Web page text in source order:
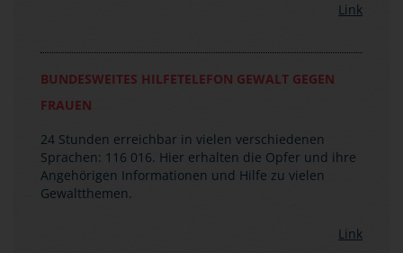
Link
BUNDESWEITES HILFETELEFON GEWALT GEGEN
FRAUEN
24 Stunden erreichbar in vielen verschiedenen
Sprachen: 116 016. Hier erhalten die Opfer und ihre
Angehörigen Informationen und Hilfe zu vielen
Gewaltthemen.
Link